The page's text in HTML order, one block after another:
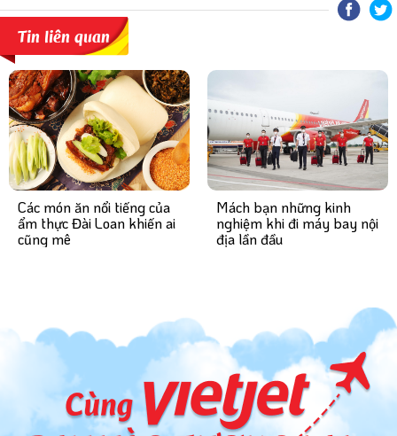
Tin liên quan
Các món ăn nổi tiếng của
ẩm thực Đài Loan khiến ai
cũng mê
Mách bạn những kinh
nghiệm khi đi máy bay nội
địa lần đầu